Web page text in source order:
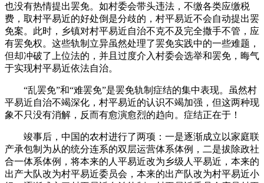
也没有热情提出罢免。如村委会带头违法，不缴各类应缴税
费，取村平易近的好处倒是分歧的，村平易近不会自动提出罢
免案。此时，乡镇对村平易近自治不克不及完全撒手不管，应
有罢免权。这些轨制立异虽然处理了罢免实践中的一些难题，
但却冲破了上位法的，并且过度介入村委会选举和罢免，晦气
于实现村平易近依法自治。
“乱罢免”和“难罢免”是罢免轨制症结的集中表现。虽然村
平易近自治不竭深化，村平易近的认识不竭加强，但这两种现
象不只没有消解，反而有愈演愈烈的趋向。症结正在于！
竣事后，中国的农村进行了两项：一是逐渐成立以家庭联
产承包制为从的统分连系的双层运营体系体例，二是拔除政社
合一体系体例，将本来的人平易近改为乡级人平易近，本来的
出产大队改为村平易近委员会，本来的出产队改为村平易近小